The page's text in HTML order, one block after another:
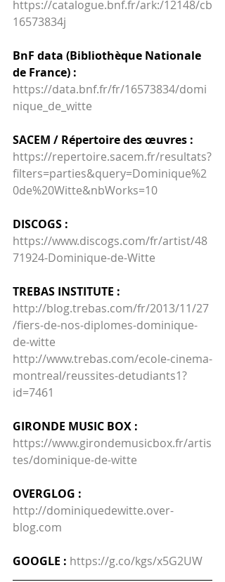
https://catalogue.bnf.fr/ark:/12148/cb
16573834j
BnF data (Bibliothèque Nationale
de France) :
https://data.bnf.fr/fr/16573834/domi
nique_de_witte
SACEM / Répertoire des œuvres :
https://repertoire.sacem.fr/resultats?
filters=parties&query=Dominique%2
0de%20Witte&nbWorks=10
DISCOGS :
https://www.discogs.com/fr/artist/48
71924-Dominique-de-Witte
TREBAS INSTITUTE :
http://blog.trebas.com/fr/2013/11/27
/fiers-de-nos-diplomes-dominique-
de-witte
http://www.trebas.com/ecole-cinema-
montreal/reussites-detudiants1?
id=7461
GIRONDE MUSIC BOX :
https://www.girondemusicbox.fr/artis
tes/dominique-de-witte
OVERGLOG :
http://dominiquedewitte.over-
blog.com
GOOGLE : https://g.co/kgs/x5G2UW